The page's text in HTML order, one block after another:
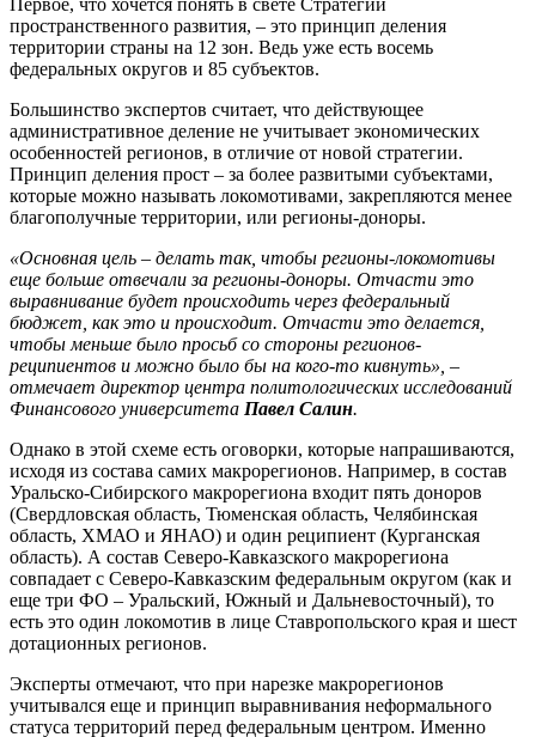
Первое, что хочется понять в свете Стратегии
пространственного развития, – это принцип деления
территории страны на 12 зон. Ведь уже есть восемь
федеральных округов и 85 субъектов.
Большинство экспертов считает, что действующее
административное деление не учитывает экономических
особенностей регионов, в отличие от новой стратегии.
Принцип деления прост – за более развитыми субъектами,
которые можно называть локомотивами, закрепляются менее
благополучные территории, или регионы-доноры.
«Основная цель – делать так, чтобы регионы-локомотивы
еще больше отвечали за регионы-доноры. Отчасти это
выравнивание будет происходить через федеральный
бюджет, как это и происходит. Отчасти это делается,
чтобы меньше было просьб со стороны регионов-
реципиентов и можно было бы на кого-то кивнуть», –
отмечает директор центра политологических исследований
Финансового университета Павел Салин.
Однако в этой схеме есть оговорки, которые напрашиваются,
исходя из состава самих макрорегионов. Например, в состав
Уральско-Сибирского макрорегиона входит пять доноров
(Свердловская область, Тюменская область, Челябинская
область, ХМАО и ЯНАО) и один реципиент (Курганская
область). А состав Северо-Кавказского макрорегиона
совпадает с Северо-Кавказским федеральным округом (как и
еще три ФО – Уральский, Южный и Дальневосточный), то
есть это один локомотив в лице Ставропольского края и шест
дотационных регионов.
Эксперты отмечают, что при нарезке макрорегионов
учитывался еще и принцип выравнивания неформального
статуса территорий перед федеральным центром. Именно